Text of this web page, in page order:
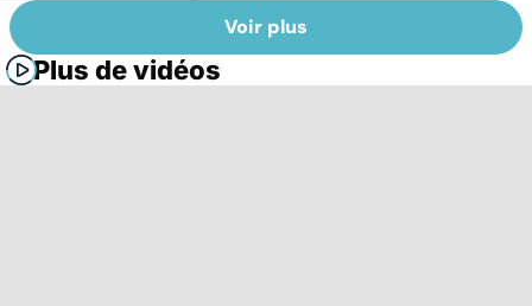
Voir plus
Plus de vidéos